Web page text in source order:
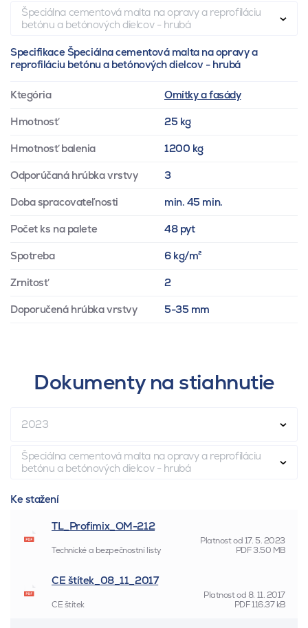
Špeciálna cementová malta na opravy a reprofiláciu
betónu a betónových dielcov - hrubá
Specifikace Špeciálna cementová malta na opravy a
reprofiláciu betónu a betónových dielcov - hrubá
Ktegória Omítky a fasády
Hmotnosť 25 kg
Hmotnosť balenia 1200 kg
Odporúčaná hrúbka vrstvy 3
Doba spracovateľnosti min. 45 min.
Počet ks na palete 48 pyt
Spotreba 6 kg/m²
Zrnitosť 2
Doporučená hrúbka vrstvy 5-35 mm
Dokumenty na stiahnutie
2023
Špeciálna cementová malta na opravy a reprofiláciu
betónu a betónových dielcov - hrubá
Ke stažení
TL_Profimix_OM-212
Platnost od17. 5. 2023
Technické a bezpečnostní listy
PDF 3.50 MB
CE štítek_08_11_2017
Platnost od8. 11. 2017
CE štítek
PDF116.37 kB